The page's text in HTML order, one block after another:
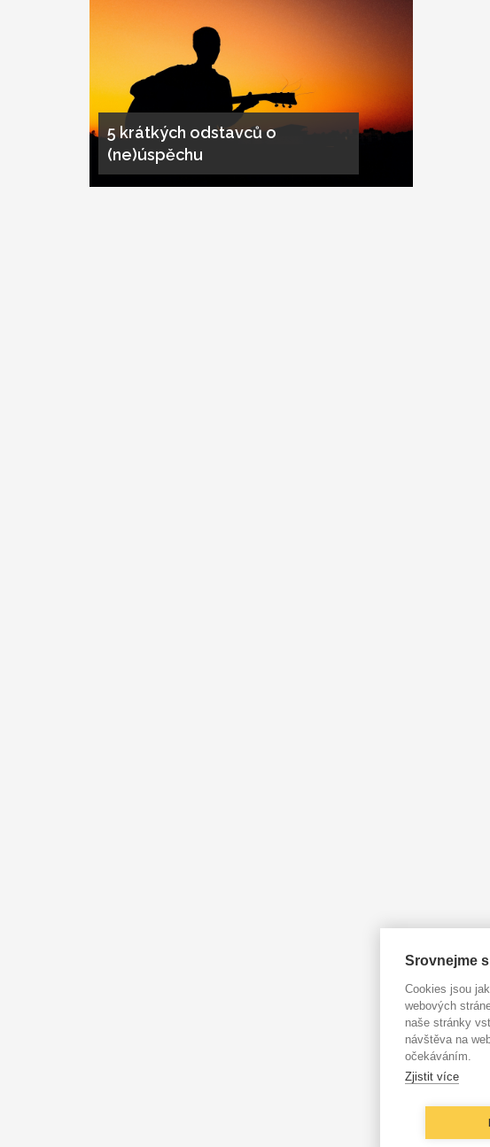
5 krátkých odstavců o
(ne)úspěchu
Srovnejme
Cookies jsou
webových
naše stránky
návštěva na
očekáváním.
Zjistit více